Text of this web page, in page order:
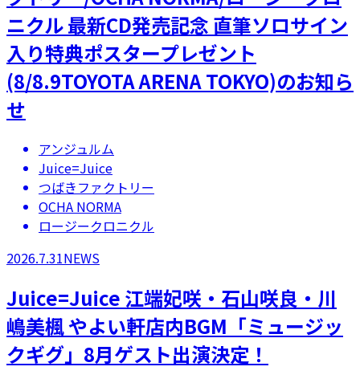
ニクル 最新CD発売記念 直筆ソロサイン
入り特典ポスタープレゼント
(8/8.9TOYOTA ARENA TOKYO)のお知ら
せ
アンジュルム
Juice=Juice
つばきファクトリー
OCHA NORMA
ロージークロニクル
2026.7.31NEWS
Juice=Juice 江端妃咲・石山咲良・川
嶋美楓 やよい軒店内BGM「ミュージッ
クギグ」8月ゲスト出演決定！